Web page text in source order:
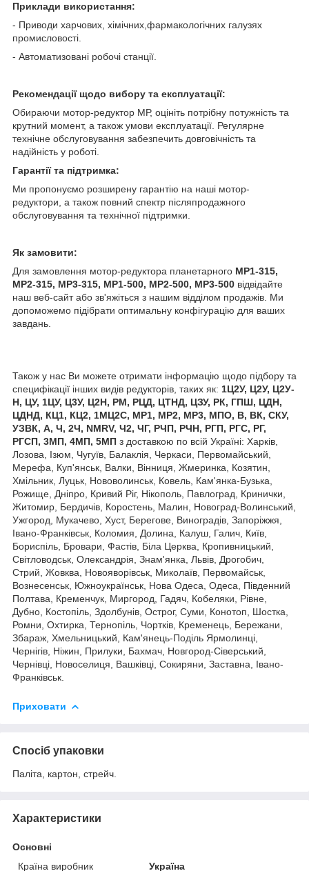
Приклади використання:
- Приводи харчових, хімічних,фармакологічних галузях
промисловості.
- Автоматизовані робочі станції.
Рекомендації щодо вибору та експлуатації:
Обираючи мотор-редуктор МР, оцініть потрібну потужність та
крутний момент, а також умови експлуатації. Регулярне
технічне обслуговування забезпечить довговічність та
надійність у роботі.
Гарантії та підтримка:
Ми пропонуємо розширену гарантію на наші мотор-
редуктори, а також повний спектр післяпродажного
обслуговування та технічної підтримки.
Як замовити:
Для замовлення мотор-редуктора планетарного МР1-315,
МР2-315, МР3-315, МР1-500, МР2-500, МР3-500 відвідайте
наш веб-сайт або зв'яжіться з нашим відділом продажів. Ми
допоможемо підібрати оптимальну конфігурацію для ваших
завдань.
Також у нас Ви можете отримати інформацію щодо підбору та
специфікації інших видів редукторів, таких як: 1Ц2У, Ц2У, Ц2У-
Н, ЦУ, 1ЦУ, Ц3У, Ц2Н, РМ, РЦД, ЦТНД, ЦЗУ, РК, ГПШ, ЦДН,
ЦДНД, КЦ1, КЦ2, 1МЦ2С, МР1, МР2, МР3, МПО, В, ВК, СКУ,
УЗВК, А, Ч, 2Ч, NMRV, Ч2, ЧГ, РЧП, РЧН, РГП, РГС, РГ,
РГСП, 3МП, 4МП, 5МП з доставкою по всій Україні: Харків,
Лозова, Ізюм, Чугуїв, Балаклія, Черкаси, Первомайський,
Мерефа, Куп'янськ, Валки, Вінниця, Жмеринка, Козятин,
Хмільник, Луцьк, Нововолинськ, Ковель, Кам'янка-Бузька,
Рожище, Дніпро, Кривий Ріг, Нікополь, Павлоград, Кринички,
Житомир, Бердичів, Коростень, Малин, Новоград-Волинський,
Ужгород, Мукачево, Хуст, Берегове, Виноградів, Запоріжжя,
Івано-Франківськ, Коломия, Долина, Калуш, Галич, Київ,
Бориспіль, Бровари, Фастів, Біла Церква, Кропивницький,
Світловодськ, Олександрія, Знам'янка, Львів, Дрогобич,
Стрий, Жовква, Новояворівськ, Миколаїв, Первомайськ,
Вознесенськ, Южноукраїнськ, Нова Одеса, Одеса, Південний
Полтава, Кременчук, Миргород, Гадяч, Кобеляки, Рівне,
Дубно, Костопіль, Здолбунів, Острог, Суми, Конотоп, Шостка,
Ромни, Охтирка, Тернопіль, Чортків, Кременець, Бережани,
Збараж, Хмельницький, Кам'янець-Поділь Ярмолинці,
Чернігів, Ніжин, Прилуки, Бахмач, Новгород-Сіверський,
Чернівці, Новоселиця, Вашківці, Сокиряни, Заставна, Івано-
Франківськ.
Приховати
Спосіб упаковки
Паліта, картон, стрейч.
Характеристики
Основні
Країна виробник
Україна